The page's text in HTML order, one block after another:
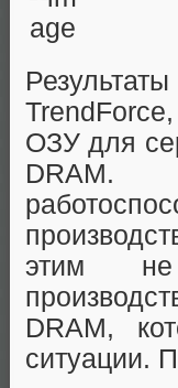
ОЗУ для
DRAM.
этим не
DRAM,
ситуации.